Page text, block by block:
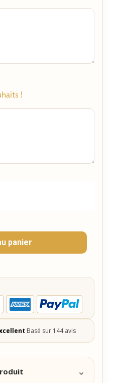
!
panier
Basé sur 144 avis
⌄